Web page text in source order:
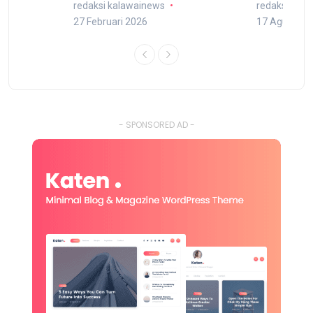
redaksi kalawainews
27 Februari 2026
redaksi
17 Agustus
- SPONSORED AD -